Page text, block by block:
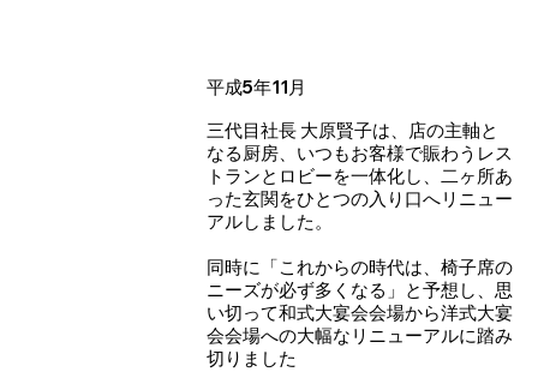
平成5年11月
三代目社長 大原賢子は、店の主軸と
なる厨房、いつもお客様で賑わうレス
トランとロビーを一体化し、二ヶ所あ
った玄関をひとつの入り口へリニュー
アルしました。
同時に「これからの時代は、椅子席の
ニーズが必ず多くなる」と予想し、思
い切って和式大宴会会場から洋式大宴
会会場への大幅なリニューアルに踏み
切りました